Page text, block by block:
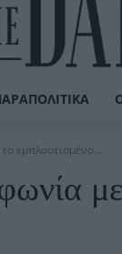
εμπλουτισμένο...